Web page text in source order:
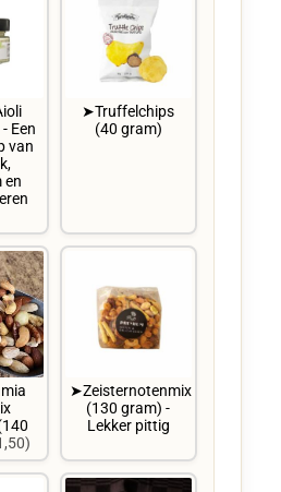
Een
van
en
➤Truffelchips
(40 gram)
➤Zeisternotenmix
(130 gram) -
Lekker pittig